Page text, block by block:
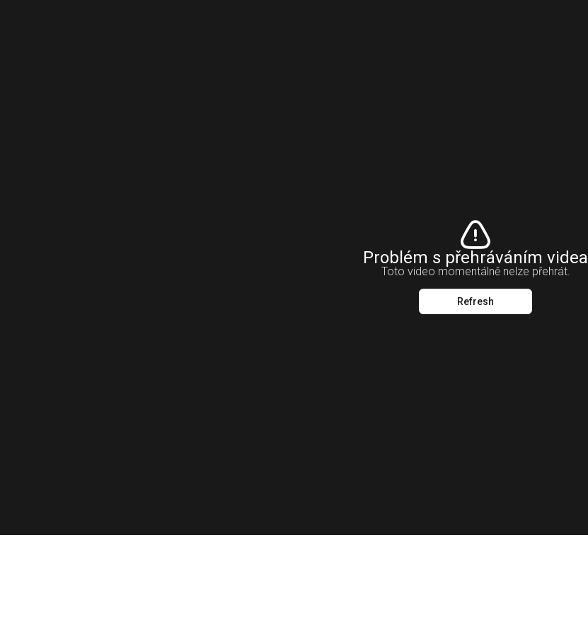
Problém s přehráváním videa
Toto video momentálně nelze přehrát.
Refresh